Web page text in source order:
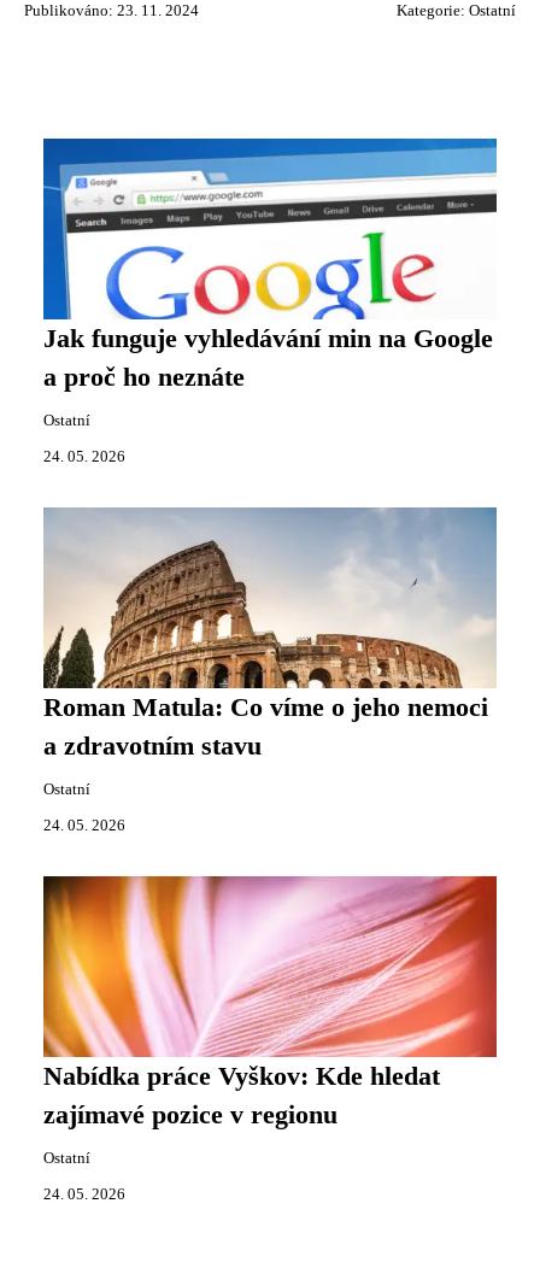
Publikováno: 23. 11. 2024 Kategorie: Ostatní
Jak funguje vyhledávání min na Google
a proč ho neznáte
Ostatní
24. 05. 2026
Roman Matula: Co víme o jeho nemoci
a zdravotním stavu
Ostatní
24. 05. 2026
Nabídka práce Vyškov: Kde hledat
zajímavé pozice v regionu
Ostatní
24. 05. 2026